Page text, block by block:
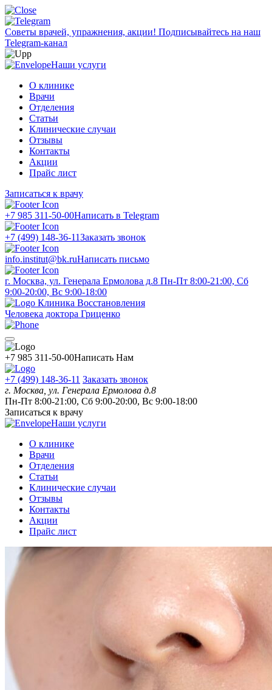
Советы врачей, упражнения, акции! Подписывайтесь на наш
Telegram-канал
Наши услуги
О клинике
Врачи
Отделения
Статьи
Клинические случаи
Отзывы
Контакты
Акции
Прайс лист
Записаться к врачу
+7 985 311-50-00Написать в Telegram
+7 (499) 148-36-11Заказать звонок
info.institut@bk.ruНаписать письмо
г. Москва, ул. Генерала Ермолова д.8 Пн-Пт 8:00-21:00, Сб
9:00-20:00, Вс 9:00-18:00
Клиника Восстановления
Человека доктора Гриценко
+7 985 311-50-00Написать Нам
+7 (499) 148-36-11 Заказать звонок
г. Москва, ул. Генерала Ермолова д.8
Пн-Пт 8:00-21:00, Сб 9:00-20:00, Вс 9:00-18:00
Записаться к врачу
Наши услуги
О клинике
Врачи
Отделения
Статьи
Клинические случаи
Отзывы
Контакты
Акции
Прайс лист